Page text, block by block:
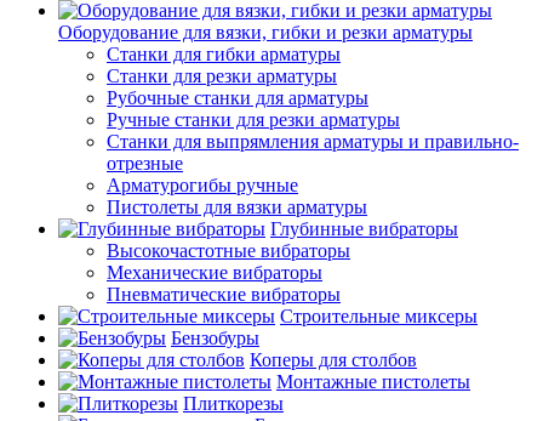
Оборудование для вязки, гибки и резки арматуры
Станки для гибки арматуры
Станки для резки арматуры
Рубочные станки для арматуры
Ручные станки для резки арматуры
Станки для выпрямления арматуры и правильно-
отрезные
Арматурогибы ручные
Пистолеты для вязки арматуры
Глубинные вибраторы
Высокочастотные вибраторы
Механические вибраторы
Пневматические вибраторы
Строительные миксеры
Бензобуры
Коперы для столбов
Монтажные пистолеты
Плиткорезы